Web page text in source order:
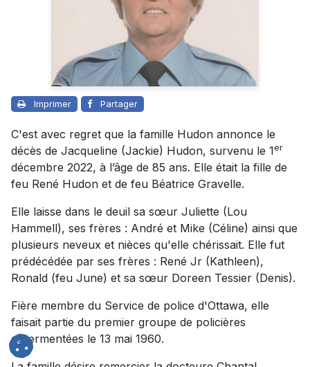
Imprimer Partager
C'est avec regret que la famille Hudon annonce le
décès de Jacqueline (Jackie) Hudon, survenu le 1er
décembre 2022, à l’âge de 85 ans. Elle était la fille de
feu René Hudon et de feu Béatrice Gravelle.
Elle laisse dans le deuil sa sœur Juliette (Lou
Hammell), ses frères : André et Mike (Céline) ainsi que
plusieurs neveux et nièces qu'elle chérissait. Elle fut
prédécédée par ses frères : René Jr (Kathleen),
Ronald (feu June) et sa sœur Doreen Tessier (Denis).
Fière membre du Service de police d'Ottawa, elle
faisait partie du premier groupe de policières
assermentées le 13 mai 1960.